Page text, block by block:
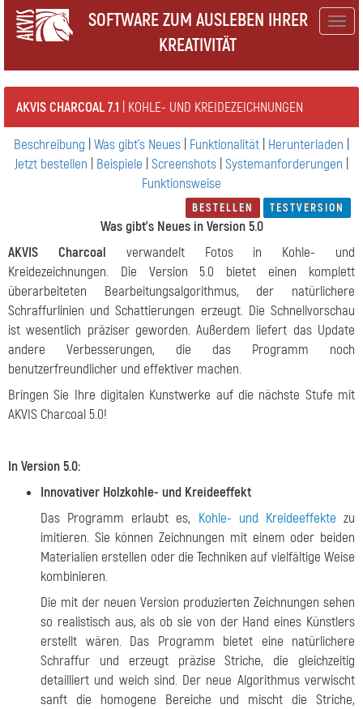
SOFTWARE ZUM AUSLEBEN IHRER
KREATIVITÄT
AKVIS CHARCOAL 7.1 | KOHLE- UND KREIDEZEICHNUNGEN
Beschreibung Was gibt's Neues Funktionalität Herunterladen
Jetzt bestellen
Beispiele Screenshots Systemanforderungen
Funktionsweise
BESTELLEN TESTVERSION
Was gibt's Neues in Version 5.0
AKVIS Charcoal verwandelt Fotos in Kohle- und
Kreidezeichnungen. Die Version 5.0 bietet einen komplett
überarbeiteten Bearbeitungsalgorithmus, der natürlichere
Schraffurlinien und Schattierungen erzeugt. Die Schnellvorschau
ist wesentlich präziser geworden. Außerdem liefert das Update
andere Verbesserungen, die das Programm noch
benutzerfreundlicher und effektiver machen.
Bringen Sie Ihre digitalen Kunstwerke auf die nächste Stufe mit
AKVIS Charcoal 5.0!
In Version 5.0:
Innovativer Holzkohle- und Kreideeffekt
Das Programm erlaubt es, Kohle- und Kreideeffekte zu
imitieren. Sie können Zeichnungen mit einem oder beiden
Materialien erstellen oder die Techniken auf vielfältige Weise
kombinieren.
Die mit der neuen Version produzierten Zeichnungen sehen
so realistisch aus, als ob sie von der Hand eines Künstlers
erstellt wären. Das Programm bietet eine natürlichere
Schraffur und erzeugt präzise Striche, die gleichzeitig
detailliert und weich sind. Der neue Algorithmus verwischt
sanft die homogene Bereiche und mischt die Striche,